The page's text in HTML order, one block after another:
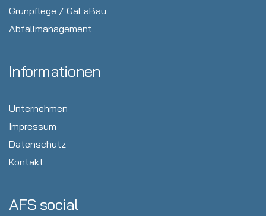
Grünpflege / GaLaBau
Abfallmanagement
Informationen
Unternehmen
Impressum
Datenschutz
Kontakt
AFS social